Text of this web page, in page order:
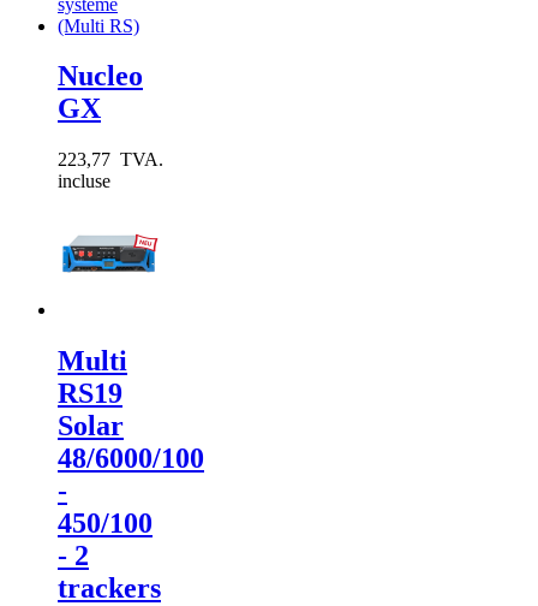
Nucleo
GX
223,77 TVA.
incluse
Multi
RS19
Solar
48/6000/100
-
450/100
- 2
trackers